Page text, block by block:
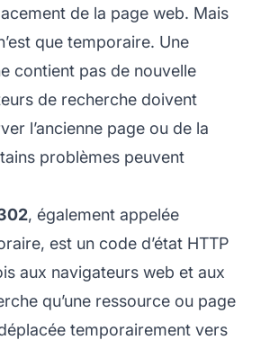
de la page web. Mais
que temporaire. Une
contient pas de nouvelle
de recherche doivent
l’ancienne page ou de la
problèmes peuvent
, également appelée
est un code d’état HTTP
aux navigateurs web et aux
qu’une ressource ou page
temporairement vers